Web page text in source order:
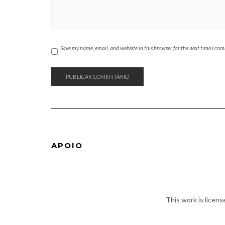
Save my name, email, and website in this browser for the next time I
APOIO
This work is